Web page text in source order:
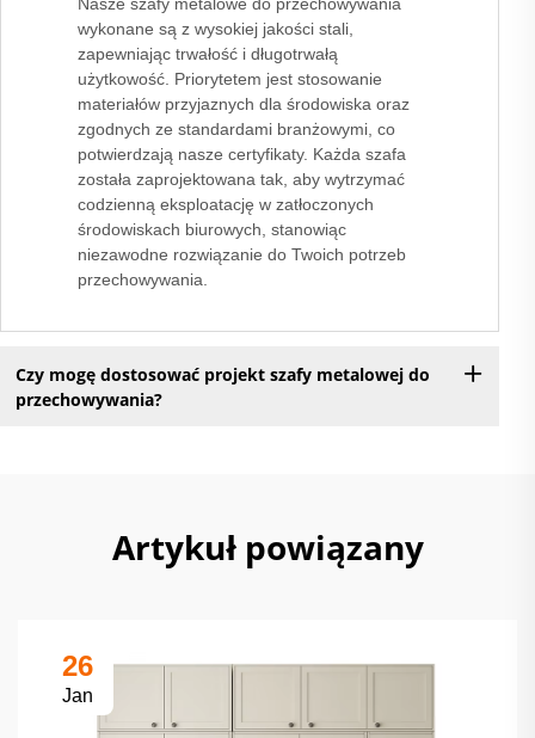
wykonane są z wysokiej jakości stali,
zapewniając trwałość i długotrwałą
użytkowość. Priorytetem jest stosowanie
materiałów przyjaznych dla środowiska oraz
zgodnych ze standardami branżowymi, co
potwierdzają nasze certyfikaty. Każda szafa
została zaprojektowana tak, aby wytrzymać
codzienną eksploatację w zatłoczonych
środowiskach biurowych, stanowiąc
niezawodne rozwiązanie do Twoich potrzeb
przechowywania.
Czy mogę dostosować projekt szafy metalowej do
przechowywania?
Artykuł powiązany
26
Jan